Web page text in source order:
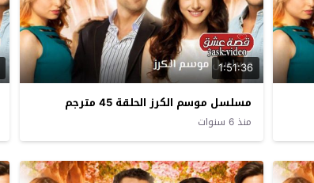
1:51:36
مسلسل موسم الكرز الحلقة 45 مترجم
منذ 6 سنوات